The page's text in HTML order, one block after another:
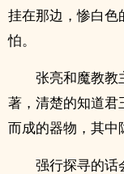
挂在那边，惨白色
怕。
张亮和魔教教
著，清楚的知道君
而成的器物，其中
强行探寻的话